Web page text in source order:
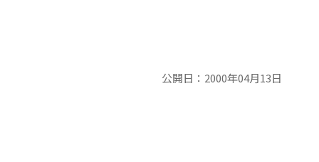
公開日： 2000年04月13日